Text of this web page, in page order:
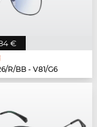
€
R/BB - V81/G6